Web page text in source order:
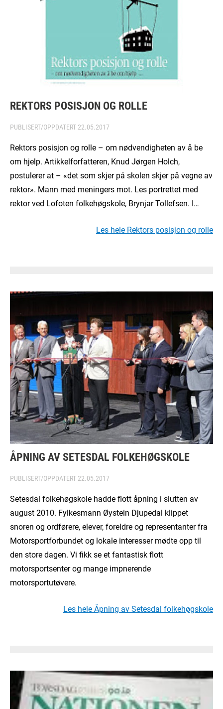
REKTORS POSISJON OG ROLLE
PUBLISERT/OPPDATERT 22.05.2017
Rektors posisjon og rolle – om nødvendigheten av å be
om hjelp. Artikkelforfatteren, Knud Jørgen Holch,
postulerer at – «det som skjer på skolen skjer på vegne av
rektor». Mann med meningers mot. Les portrettet med
rektor ved Lofoten folkehøgskole, Brynjar Tollefsen. I…
Les hele Rektors posisjon og rolle
ÅPNING AV SETESDAL FOLKEHØGSKOLE
PUBLISERT/OPPDATERT 22.05.2017
Setesdal folkehøgskole hadde flott åpning i slutten av
august 2010. Fylkesmann Øystein Djupedal klippet
snoren og ordførere, elever, foreldre og representanter fra
Motorsportforbundet og lokale interesser mødte opp til
den store dagen. Vi fikk se et fantastisk flott
motorsportsenter og mange impnerende
motorsportutøvere.
Les hele Åpning av Setesdal folkehøgskole